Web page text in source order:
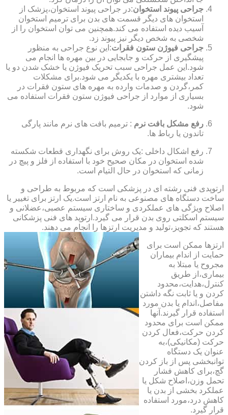
جراحی پیوند استخوان:در جراحی پیوند استخوان،پزشک از
استخوان های دیگر قسمت های بدن برای ترمیم استخوان
آسیب دیده استفاده می کند.همچنین می توان استخوان را از
شخصی به شخص دیگر نیز پیوند زد.
جراحی فیوژن ستون فقرات:این نوع جراحی به منظور
پیشگیری از حرکت و جابجایی در بین مهره ها انجام می
شود.این عمل جراحی سبب تحریک فیوژن یا خشک شدن دو یا
تعداد بیشتری مهره با یکدیگر می شود.برای مشکلات
کمر،گردن و صدمات وارده به مهره های ستون فقرات در
بسیاری از موارد از جراحی فیوژن ستون فقرات استفاده می
شود.
رفع مشکل بافت نرم : ترمیم بافت های نرم مانند پارگی
تاندون یا رباط ها.
رفع اشکال داخلی :یک روش برای نگهداری قطعات شکسته
شده استخوان در مکان صحیح خود با استفاده از فلز و پیچ در
زمانی که استخوان در حال التیام است.
ارتوپدی فنی رشته ای در پزشکی است که مربوط به طراحی و
ساخت دستگاه های مصنوعی به نام ارتز است.یک ارتز برای تغییر یا
اصلاح ویژگی های عملکردی و ساختاری سیستم عصبی،عضلانی و
سیستم اسکلتی روی بدن قرار می گیرد.ارتوپد های فنی پزشکانی
هستند که تجویز،تولید و مدیریت ارتزها را انجام می دهند.
ارتزها ممکن است برای
حمایت از اندام بیماران
مجروح یا مبتلا به
بیماری،از طریق
کنترل،هدایت،محدود
کردن و یا ثابت نگه داشتن
مفاصل،اندام یا بدن مورد
استفاده قرار گیرند.آنها
ممکن است برای محدود
کردن حرکت،فعال کردن
حرکت (مکانیکی)،به
عنوان یک دستگاه
توانبخشی پس از باز کردن
گچ،برای کاهش فشار
تحمل وزن،اصلاح شکل یا
عملکرد بخشی از بدن یا
کاهش درد،مورد استفاده
قرار گیرد.